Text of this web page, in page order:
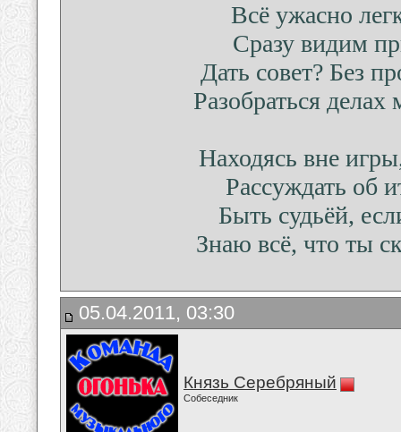
Всё ужасно
Сразу видим
Дать совет? Без
Разобраться
Находясь вне
Рассуждать об
Быть судьёй,
Знаю всё, что ты
05.04.2011, 03:30
Князь Серебряный
Собеседник